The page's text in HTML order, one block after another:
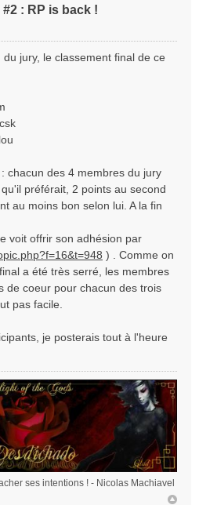
: RP is back !
jury, le classement final de ce
chacun des 4 membres du jury
préférait, 2 points au second
au moins bon selon lui. A la fin
voit offrir son adhésion par
) . Comme on
a été très serré, les membres
de coeur pour chacun des trois
pas facile.
je posterais tout à l'heure
ses intentions ! - Nicolas Machiavel